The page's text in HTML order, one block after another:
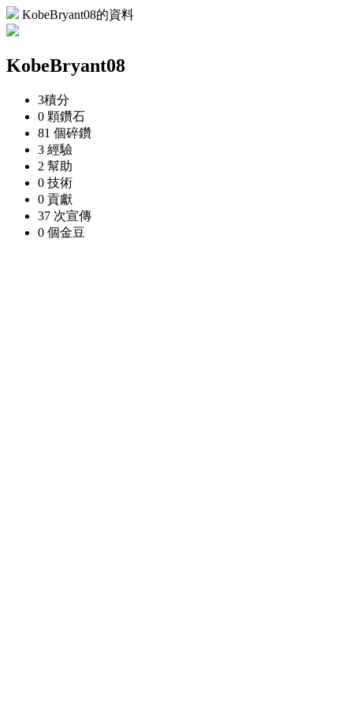
KobeBryant08的資料
KobeBryant08
3積分
0 顆鑽石
81 個碎鑽
3 經驗
2 幫助
0 技術
0 貢獻
37 次宣傳
0 個金豆